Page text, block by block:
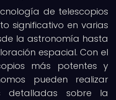
de telescopios
significativo en varias
la astronomía hasta
espacial. Con el
más potentes y
pueden realizar
detalladas sobre la